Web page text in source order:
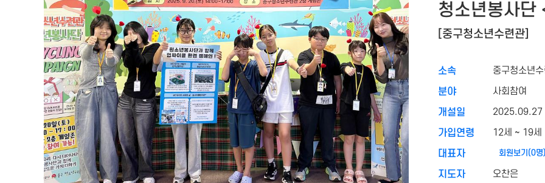
청소년봉사단
[중구청소년수련관]
소속
중구청소년
분야
사회참여
개설일
2025.09.27
가입연령
12세 ~ 19세
대표자
회원보기(0명)
지도자 오찬은